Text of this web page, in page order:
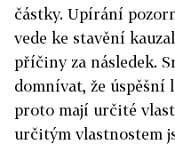
částky. Upírání
vede ke stavění
příčiny za následek.
domnívat, že úspěšní
proto mají určité
určitým vlastnostem